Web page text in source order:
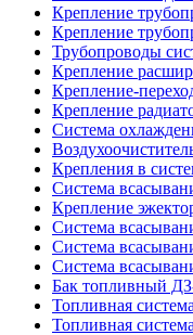
Крепление
Крепление
Трубопроводы
Крепление
Крепление-
Крепление
Система
Крепления в
Система
Крепление
Система
Система
Система
Бак топливный
Топливная
Топливная